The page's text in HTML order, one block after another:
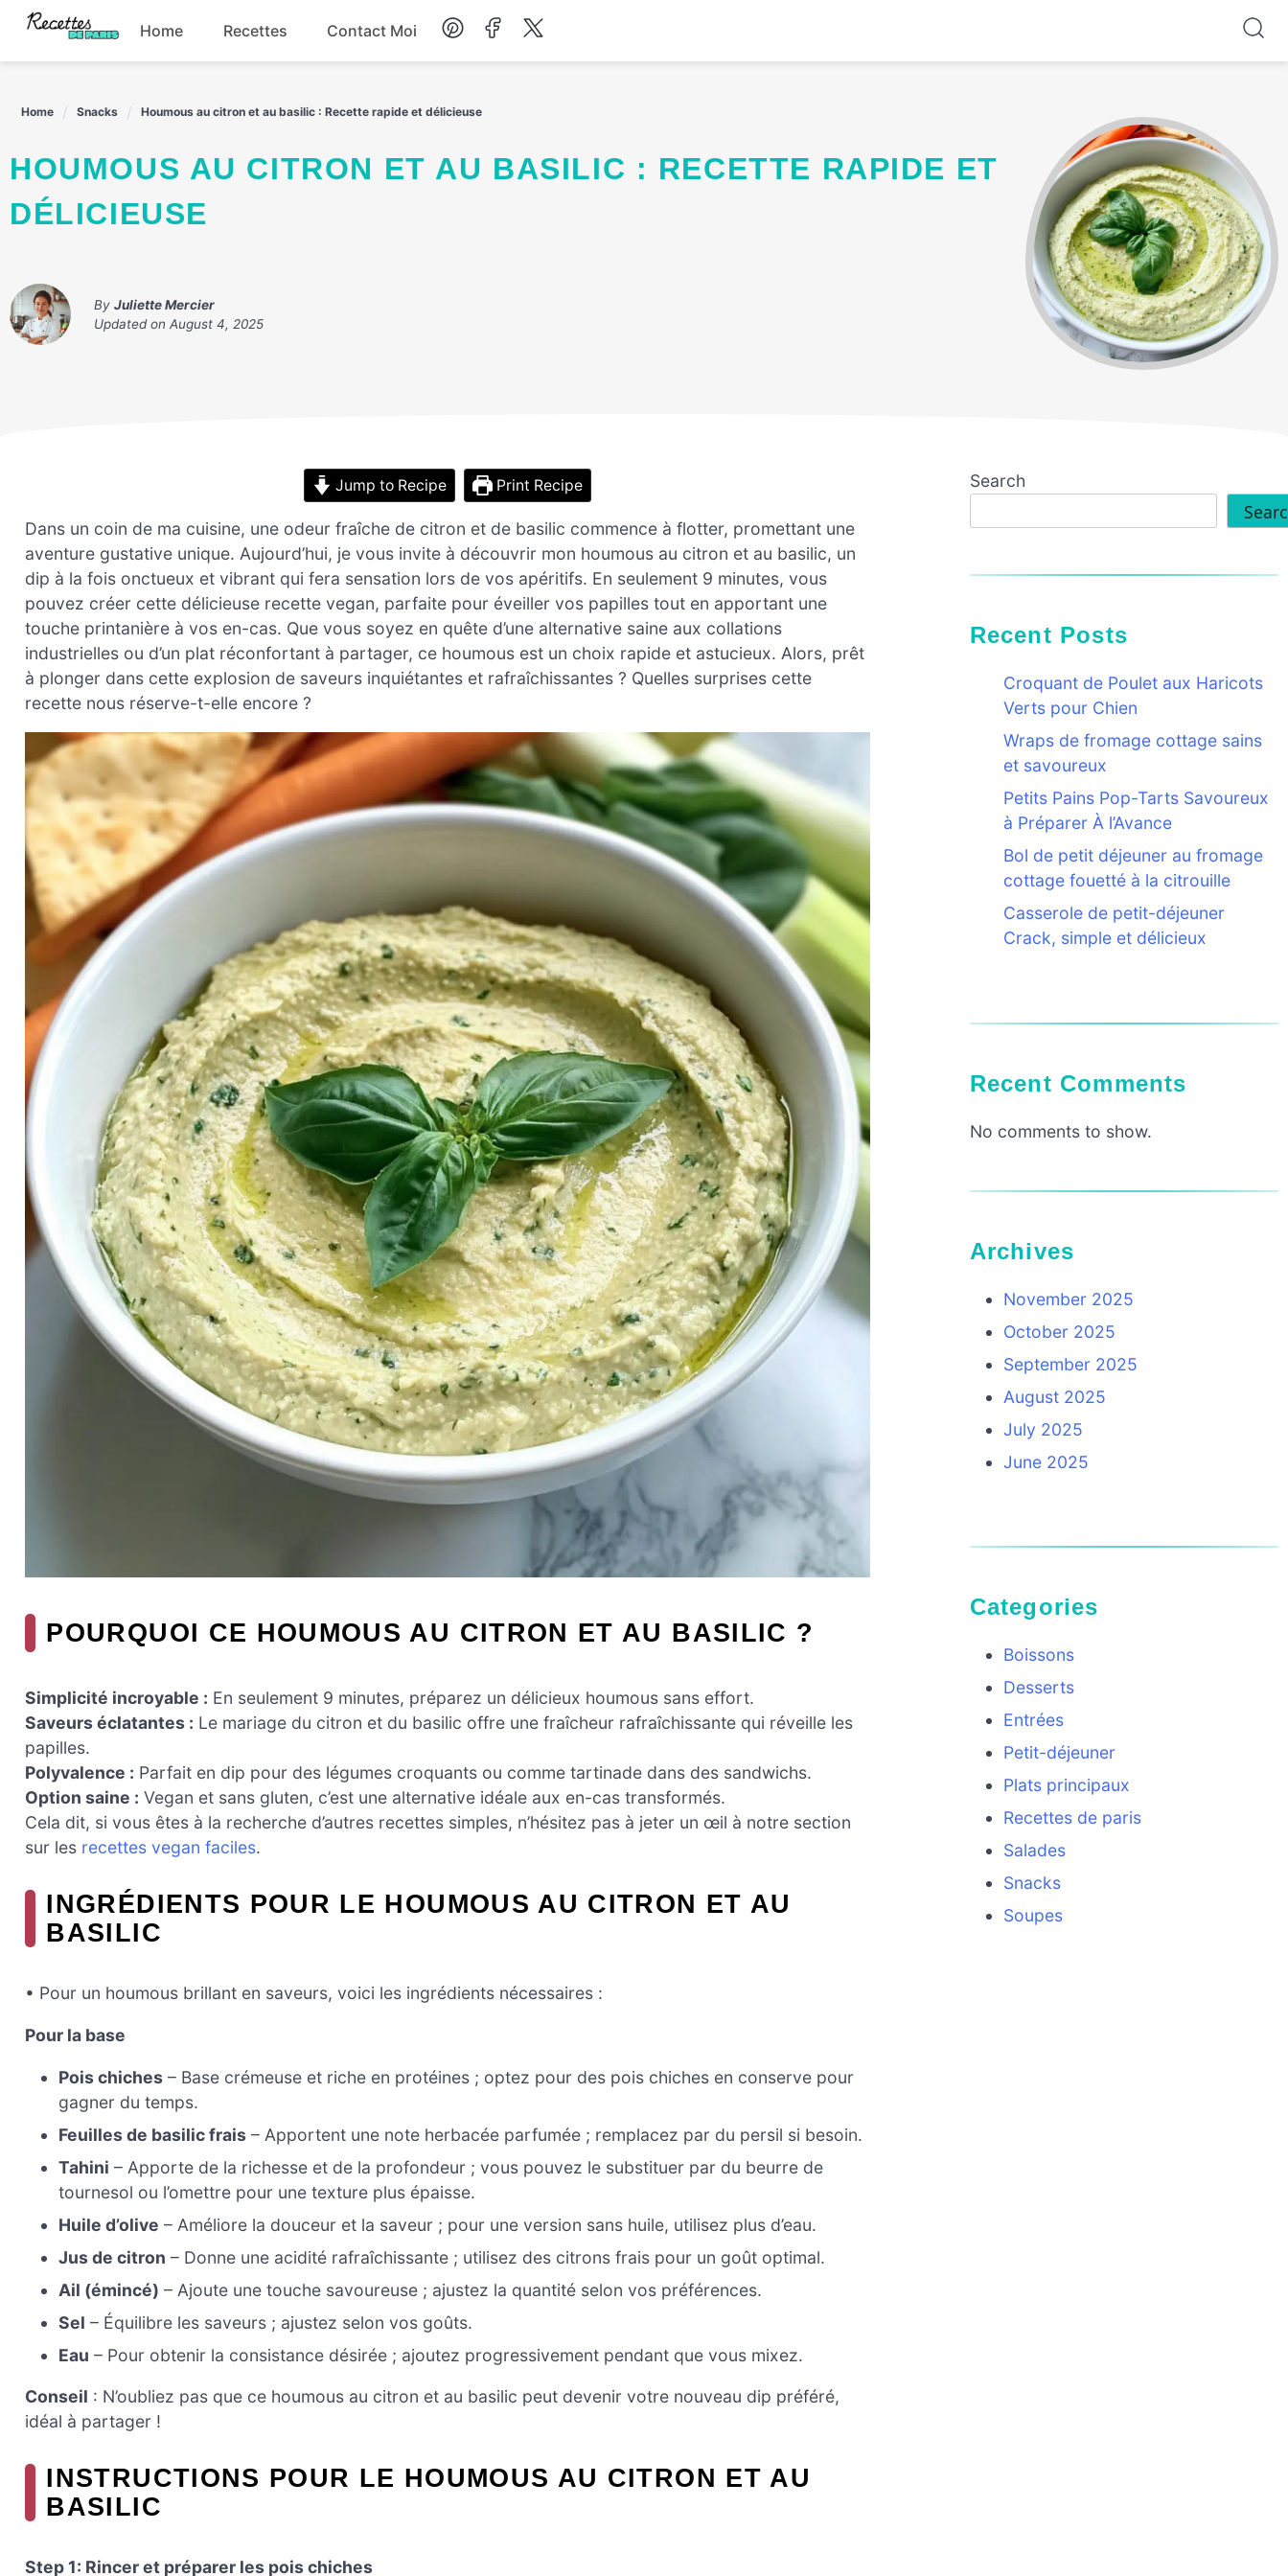
Skip
content
Home Recettes Contact Moi
Home Snacks Houmous au citron et au basilic : Recette rapide et délicieuse
HOUMOUS AU CITRON ET AU BASILIC : RECETTE RAPIDE ET
DÉLICIEUSE
By Juliette Mercier
Updated on August 4, 2025
Jump to Recipe Print Recipe
Dans un coin de ma cuisine, une odeur fraîche de citron et de basilic commence à flotter, promettant une
aventure gustative unique. Aujourd’hui, je vous invite à découvrir mon houmous au citron et au basilic, un
dip à la fois onctueux et vibrant qui fera sensation lors de vos apéritifs. En seulement 9 minutes, vous
pouvez créer cette délicieuse recette vegan, parfaite pour éveiller vos papilles tout en apportant une
touche printanière à vos en-cas. Que vous soyez en quête d’une alternative saine aux collations
industrielles ou d’un plat réconfortant à partager, ce houmous est un choix rapide et astucieux. Alors, prêt
à plonger dans cette explosion de saveurs inquiétantes et rafraîchissantes ? Quelles surprises cette
recette nous réserve-t-elle encore ?
POURQUOI CE HOUMOUS AU CITRON ET AU BASILIC ?
Simplicité incroyable : En seulement 9 minutes, préparez un délicieux houmous sans effort.
Saveurs éclatantes : Le mariage du citron et du basilic offre une fraîcheur rafraîchissante qui réveille les
papilles.
Polyvalence : Parfait en dip pour des légumes croquants ou comme tartinade dans des sandwichs.
Option saine : Vegan et sans gluten, c’est une alternative idéale aux en-cas transformés.
Cela dit, si vous êtes à la recherche d’autres recettes simples, n’hésitez pas à jeter un œil à notre section
sur les recettes vegan faciles.
INGRÉDIENTS POUR LE HOUMOUS AU CITRON ET AU
BASILIC
• Pour un houmous brillant en saveurs, voici les ingrédients nécessaires :
Pour la base
Pois chiches – Base crémeuse et riche en protéines ; optez pour des pois chiches en conserve pour
gagner du temps.
Feuilles de basilic frais – Apportent une note herbacée parfumée ; remplacez par du persil si besoin.
Tahini – Apporte de la richesse et de la profondeur ; vous pouvez le substituer par du beurre de
tournesol ou l’omettre pour une texture plus épaisse.
Huile d’olive – Améliore la douceur et la saveur ; pour une version sans huile, utilisez plus d’eau.
Jus de citron – Donne une acidité rafraîchissante ; utilisez des citrons frais pour un goût optimal.
Ail (émincé) – Ajoute une touche savoureuse ; ajustez la quantité selon vos préférences.
Sel – Équilibre les saveurs ; ajustez selon vos goûts.
Eau – Pour obtenir la consistance désirée ; ajoutez progressivement pendant que vous mixez.
Conseil : N’oubliez pas que ce houmous au citron et au basilic peut devenir votre nouveau dip préféré,
idéal à partager !
INSTRUCTIONS POUR LE HOUMOUS AU CITRON ET AU
BASILIC
Step 1: Rincer et préparer les pois chiches
Search
Recent Posts
Croquant de Poulet aux Haricots
Verts pour Chien
Wraps de fromage cottage sains
et savoureux
Petits Pains Pop-Tarts Savoureux
à Préparer À l’Avance
Bol de petit déjeuner au fromage
cottage fouetté à la citrouille
Casserole de petit-déjeuner
Crack, simple et délicieux
Recent Comments
No comments to show.
Archives
November 2025
October 2025
September 2025
August 2025
July 2025
June 2025
Categories
Boissons
Desserts
Entrées
Petit-déjeuner
Plats principaux
Recettes de paris
Salades
Snacks
Soupes